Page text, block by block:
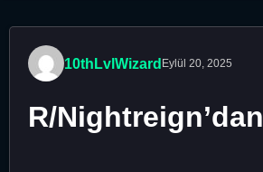
10thLvlWizard Eylül 20, 2025
R/Nightreign’dan